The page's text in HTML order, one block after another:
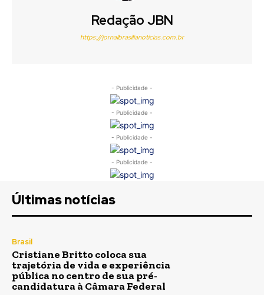
Redação JBN
https://jornalbrasilianoticias.com.br
- Publicidade -
- Publicidade -
- Publicidade -
- Publicidade -
Últimas notícias
Brasil
Cristiane Britto coloca sua
trajetória de vida e experiência
pública no centro de sua pré-
candidatura à Câmara Federal